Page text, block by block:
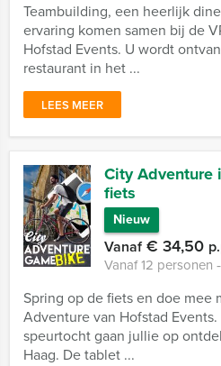
Teambuilding, een heerlijk
ervaring komen samen bij de
Hofstad Events. U wordt
restaurant in het ...
LEES MEER
City Adventure
fiets
Nieuw
Vanaf€ 34,50
Vanaf 12 personen
Spring op de fiets en doe mee
Adventure van Hofstad
speurtocht gaan jullie op
Haag. De tablet ...